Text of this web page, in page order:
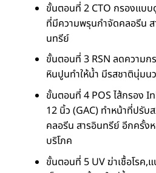
ขั้นตอนที่ 2 CTO กรองแบ
ที่มีความพรุนกำจัดคลอรีน ส
นทรีย์
ขั้นตอนที่ 3 RSN ลดความก
หินปูนทำให้น้ำ มีรสชาตินุ่ม
ขั้นตอนที่ 4 POS ไส้กรอง
12 นิ้ว (GAC) ทำหน้าที่ปรั
คลอรีน สารอินทรีย์ อีกครั้ง
บริโภค
ขั้นตอนที่ 5 UV ฆ่าเชื้อโรค,